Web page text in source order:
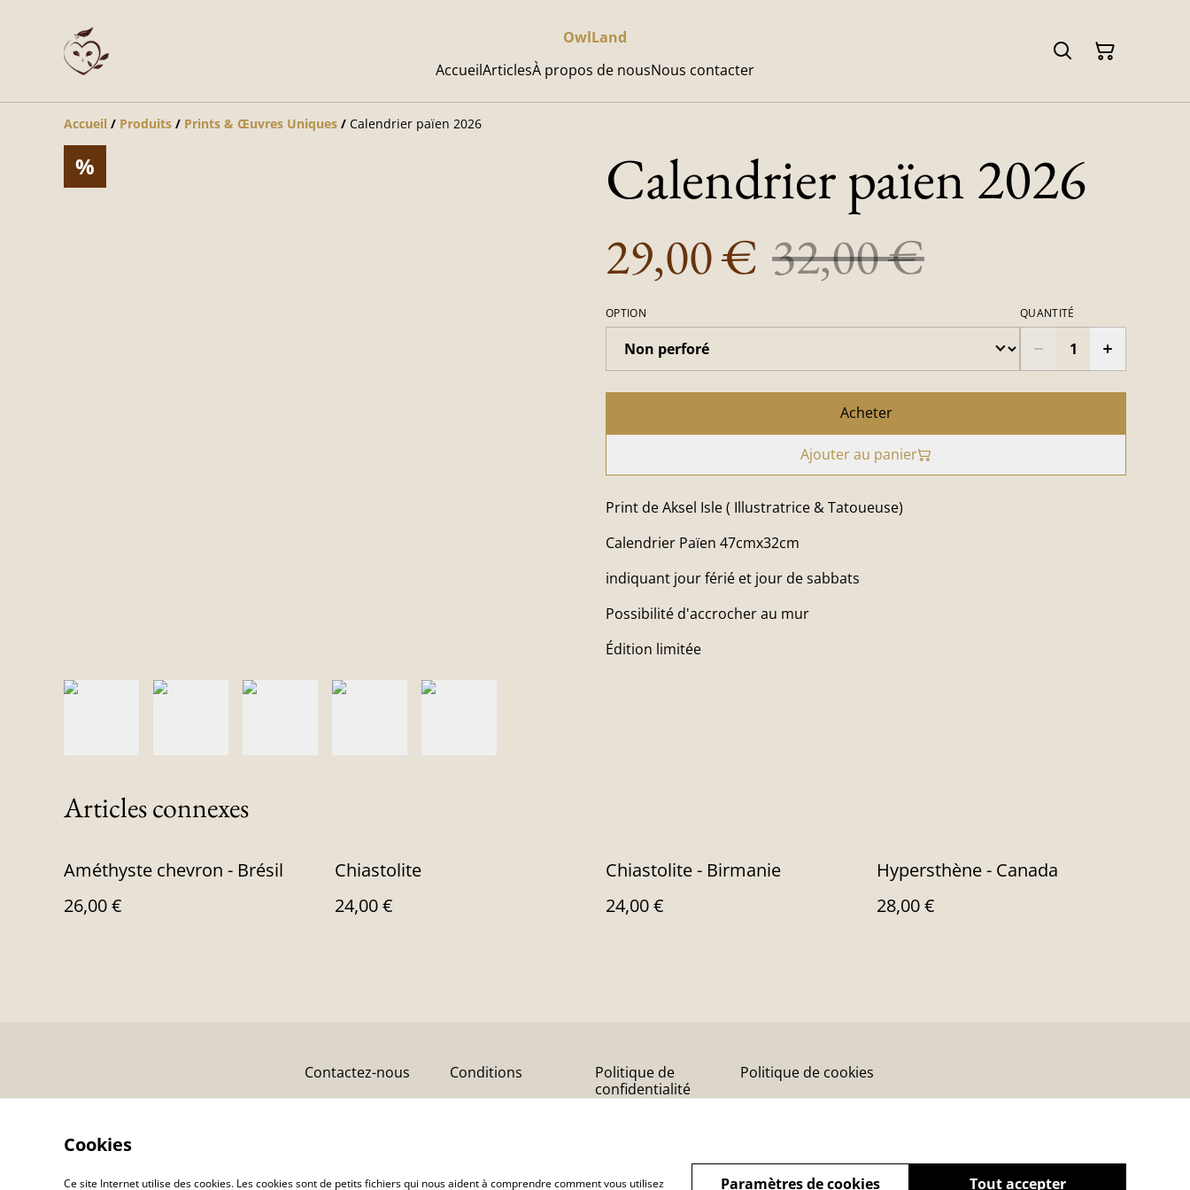
OwlLand
AccueilArticlesÀ propos de nousNous contacter
Accueil / Produits / Prints & Œuvres Uniques / Calendrier païen 2026
% Calendrier païen 2026
29,00 € 32,00 €
OPTION QUANTITÉ
Acheter
Ajouter au panier
Print de Aksel Isle ( Illustratrice & Tatoueuse)
Calendrier Païen 47cmx32cm
indiquant jour férié et jour de sabbats
Possibilité d'accrocher au mur
Édition limitée
Articles connexes
Améthyste chevron - Brésil
26,00 €
Chiastolite
24,00 €
Chiastolite - Birmanie
24,00 €
Hypersthène - Canada
28,00 €
Contactez-nous Conditions
Politique de
confidentialité
Politique de cookies
Cookies
Ce site Internet utilise des cookies. Les cookies sont de petits fichiers qui nous aident à comprendre comment vous utilisez Tout accepter
Paramètres de cookies